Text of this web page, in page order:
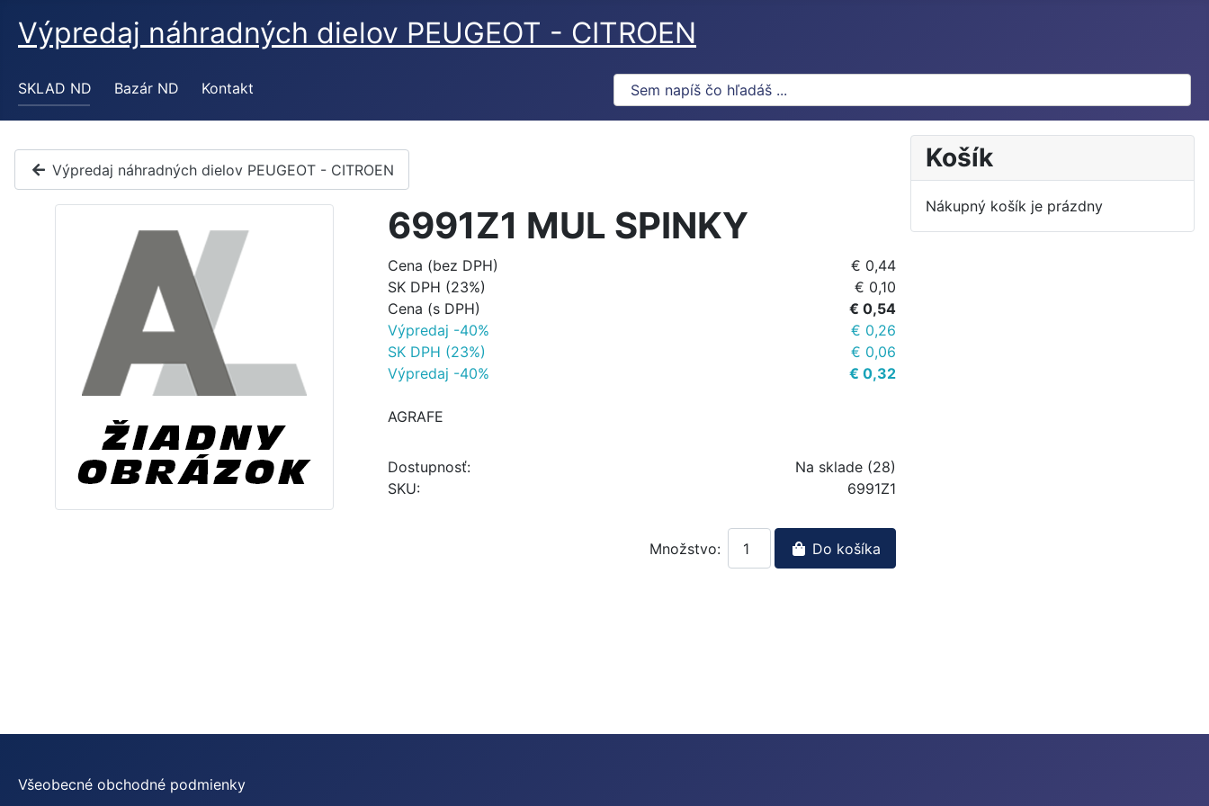
Výpredaj náhradných dielov PEUGEOT - CITROEN
SKLAD ND Bazár ND Kontakt
Výpredaj náhradných dielov PEUGEOT - CITROEN
6991Z1 MUL SPINKY
Cena (bez DPH)
€ 0,44
SK DPH (23%)
€ 0,10
Cena (s DPH)
€ 0,54
Výpredaj -40%
€ 0,26
SK DPH (23%)
€ 0,06
Výpredaj -40%
€ 0,32
AGRAFE
Dostupnosť:
Na sklade (28)
SKU:
6991Z1
Množstvo: Do košíka
Košík
Nákupný košík je prázdny
Všeobecné obchodné podmienky